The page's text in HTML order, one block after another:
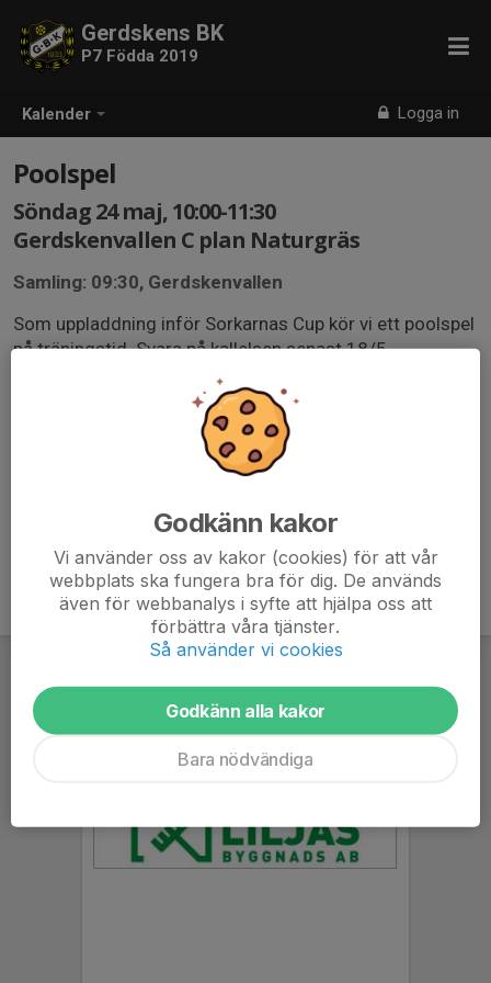
Kalender Logga in
Gerdskens BK
P7 Födda 2019
Poolspel
Söndag 24 maj, 10:00-11:30
Gerdskenvallen C plan Naturgräs
Samling: 09:30, Gerdskenvallen
Som uppladdning inför Sorkarnas Cup kör vi ett poolspel
på träningstid. Svara på kallelsen senast 18/5.
Godkänn kakor
Vi använder oss av kakor (cookies) för att vår
webbplats ska fungera bra för dig. De används
även för webbanalys i syfte att hjälpa oss att
förbättra våra tjänster.
Så använder vi cookies
Godkänn alla kakor
Bara nödvändiga